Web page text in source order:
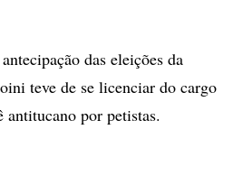
das eleições da
teve de se licenciar do cargo
antitucano por petistas.